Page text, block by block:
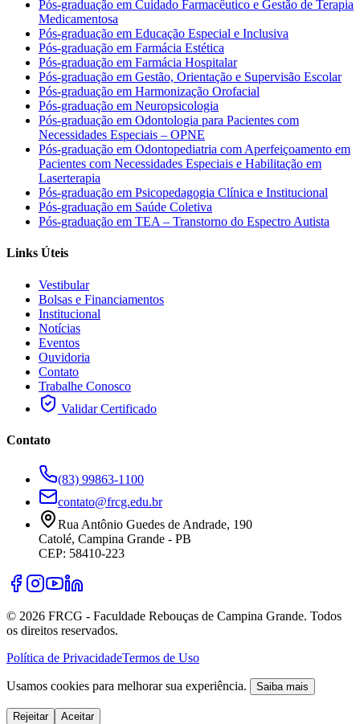
Pós-graduação em Cuidado Farmacêutico e Gestão de Terapia
Medicamentosa
Pós-graduação em Educação Especial e Inclusiva
Pós-graduação em Farmácia Estética
Pós-graduação em Farmácia Hospitalar
Pós-graduação em Gestão, Orientação e Supervisão Escolar
Pós-graduação em Harmonização Orofacial
Pós-graduação em Neuropsicologia
Pós-graduação em Odontologia para Pacientes com
Necessidades Especiais – OPNE
Pós-graduação em Odontopediatria com Aperfeiçoamento em
Pacientes com Necessidades Especiais e Habilitação em
Laserterapia
Pós-graduação em Psicopedagogia Clínica e Institucional
Pós-graduação em Saúde Coletiva
Pós-graduação em TEA – Transtorno do Espectro Autista
Links Úteis
Vestibular
Bolsas e Financiamentos
Institucional
Notícias
Eventos
Ouvidoria
Contato
Trabalhe Conosco
Validar Certificado
Contato
(83) 99863-1100
contato@frcg.edu.br
Rua Antônio Guedes de Andrade, 190
Catolé, Campina Grande - PB
CEP: 58410-223
© 2026 FRCG - Faculdade Rebouças de Campina Grande. Todos
os direitos reservados.
Política de PrivacidadeTermos de Uso
Usamos cookies para melhorar sua experiência. Saiba mais
Rejeitar Aceitar